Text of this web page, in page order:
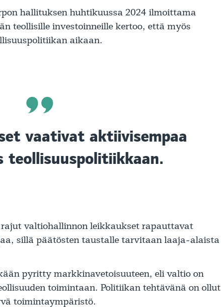
hallituksen huhtikuussa 2024 ilmoittama
teollisille investoinneille kertoo, että myös
aikaan.
vaativat aktiivisempaa
teollisuuspolitiikkaan.
valtiohallinnon leikkaukset rapauttavat
sillä päätösten taustalle tarvitaan laaja-alaista
pyritty markkinavetoisuuteen, eli valtio on
toimintaan. Politiikan tehtävänä on ollut
toimintaympäristö.